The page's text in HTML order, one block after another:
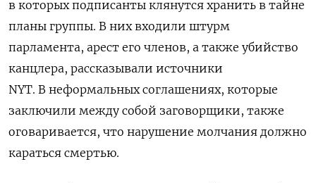
в которых подписанты клянутся хранить в тайне
планы группы. В них входили штурм
парламента, арест его членов, а также убийство
канцлера, рассказывали источники
NYT. В неформальных соглашениях, которые
заключили между собой заговорщики, также
оговаривается, что нарушение молчания должно
караться смертью.